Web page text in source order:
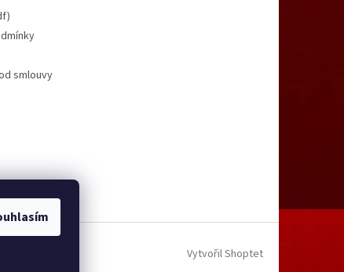
smlouvy
Vytvořil Shoptet